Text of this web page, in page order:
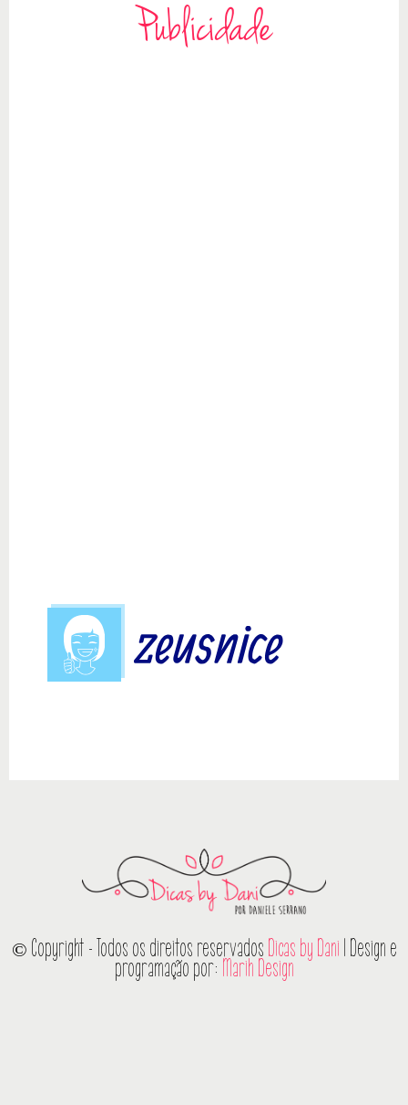
Publicidade
© Copyright - Todos os direitos reservados Dicas by Dani | Design e
programação por: Marih Design